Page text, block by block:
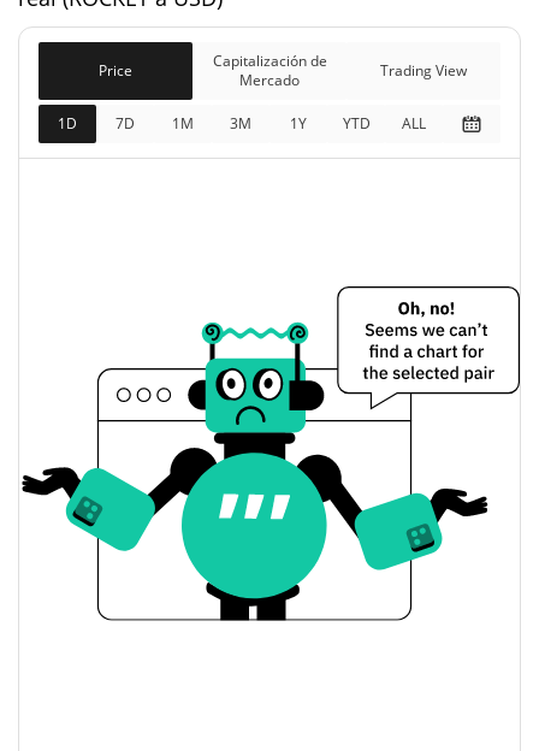
Capitalización de
$25.260
Capitalización de
mercado
completamente diluida
$25.260
$0,000025165698 /
$0,000025357752
Apertura/cierre de ayer
$0,000025165698 /
$0,000025357752
Cambio de ayer
Volumen de ayer $228,12484
Historial de precios de ROCKET
Price
Capitalización de
Mercado
Trading View
1D 7D 1M 3M 1Y YTD ALL